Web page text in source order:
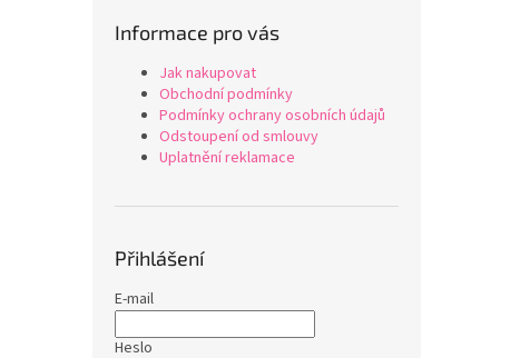
Informace pro vás
Jak nakupovat
Obchodní podmínky
Podmínky ochrany osobních údajů
Odstoupení od smlouvy
Uplatnění reklamace
Přihlášení
E-mail
Heslo